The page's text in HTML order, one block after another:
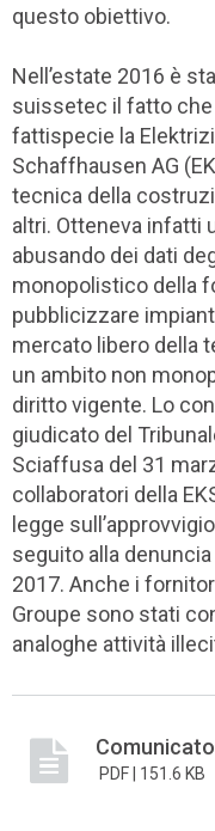
questo obiettivo.
Nell’estate 2016 è
suissetec il fatto
fattispecie la
Schaffhausen AG
tecnica della
altri. Otteneva infatti
abusando dei dati
monopolistico della
pubblicizzare
mercato libero della
un ambito non
diritto vigente. Lo
giudicato del
Sciaffusa del 31
collaboratori della
legge
seguito alla
2017. Anche i
Groupe sono stati
analoghe attività
PDF | 151.6 KB